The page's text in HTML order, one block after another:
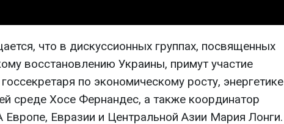
что в дискуссионных группах, посвященных
восстановлению Украины, примут участие
по экономическому росту, энергетике
среде Хосе Фернандес, а также координатор
Евразии и Центральной Азии Мария Лонги.